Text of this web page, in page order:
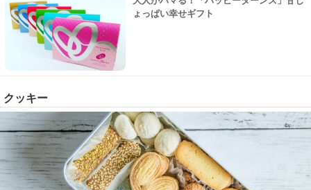
ょっぱい幸せギフト
クッキー